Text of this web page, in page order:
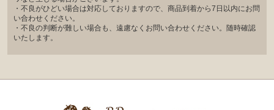
・不良がひどい場合は対応しておりますので、商品到着から7日以内にお問
い合わせください。
・不良の判断が難しい場合も、遠慮なくお問い合わせください。随時確認
いたします。